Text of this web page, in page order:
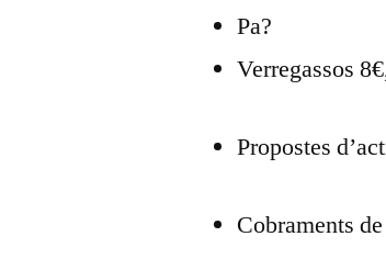
Pa?
Verregassos
Propostes
Cobraments